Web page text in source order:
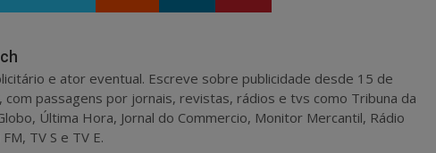
e ator eventual. Escreve sobre publicidade desde 15 de
com passagens por jornais, revistas, rádios e tvs como Tribuna da
Última Hora, Jornal do Commercio, Monitor Mercantil, Rádio
TV S e TV E.